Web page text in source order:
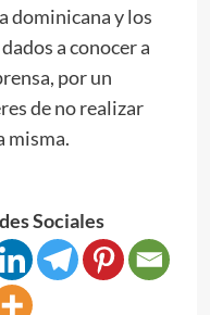
dominicana y los
a conocer a
por un
de no realizar
misma.
Sociales